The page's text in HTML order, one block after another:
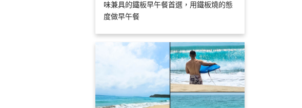
味兼具的鐵板早午餐首選，用鐵板燒的態
度做早午餐